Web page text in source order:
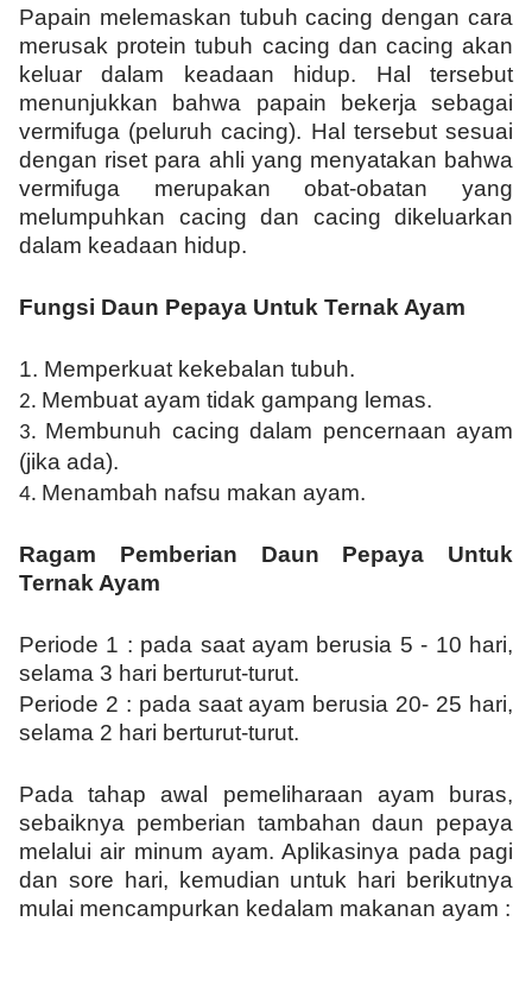
Papain melemaskan tubuhcacing dengan cara
merusak protein tubuh cacing dan cacing akan
keluar dalam keadaan hidup. Hal tersebut
menunjukkan bahwa papain bekerja sebagai
vermifuga (peluruh cacing). Hal tersebut sesuai
dengan riset para ahli yang menyatakan bahwa
vermifuga merupakan obat-obatan yang
melumpuhkan cacing dan cacing dikeluarkan
dalam keadaan hidup.
Fungsi Daun Pepaya Untuk Ternak Ayam
1. Memperkuat kekebalan tubuh.
2. Membuat ayam tidak gampang lemas.
3. Membunuh cacing dalam pencernaan ayam
(jika ada).
4. Menambah nafsu makan ayam.
Ragam Pemberian Daun Pepaya Untuk
Ternak Ayam
Periode 1 : pada saat ayam berusia 5 - 10 hari,
selama 3 hari berturut-turut.
Periode 2 : pada saat ayam berusia 20- 25 hari,
selama 2 hari berturut-turut.
Pada tahap awal pemeliharaan ayam buras,
sebaiknya pemberian tambahan daun pepaya
melalui air minum ayam. Aplikasinya pada pagi
dan sore hari, kemudian untuk hari berikutnya
mulai mencampurkan kedalam makanan ayam :